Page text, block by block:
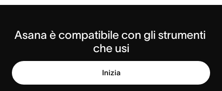
Asana è compatibile con gli strumenti
che usi
Inizia